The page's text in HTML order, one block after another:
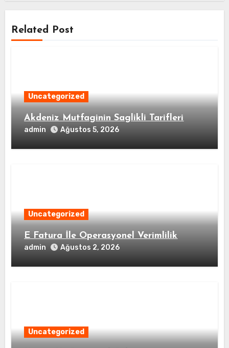
Related Post
Uncategorized
Akdeniz Mutfaginin Saglikli Tarifleri
admin Ağustos 5, 2026
Uncategorized
E Fatura İle Operasyonel Verimlilik
admin Ağustos 2, 2026
Uncategorized